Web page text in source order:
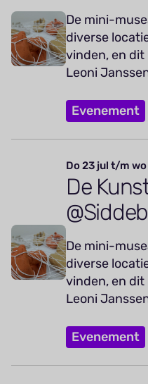
De mini-
diverse
vinden, en dit
Leoni
Evenement
Do 23 jul t/m wo
De
De mini-
diverse
vinden, en dit
Leoni
Evenement